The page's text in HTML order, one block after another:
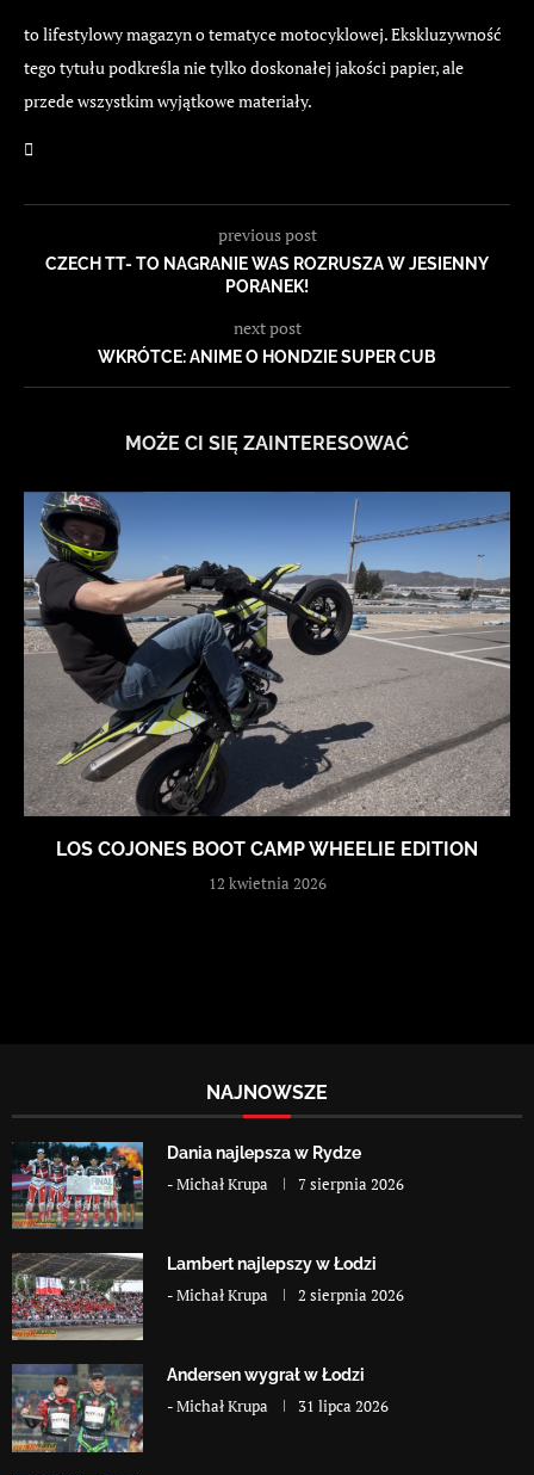
to lifestylowy magazyn o tematyce motocyklowej. Ekskluzywność
tego tytułu podkreśla nie tylko doskonałej jakości papier, ale
przede wszystkim wyjątkowe materiały.
previous post
CZECH TT- TO NAGRANIE WAS ROZRUSZA W JESIENNY
PORANEK!
next post
WKRÓTCE: ANIME O HONDZIE SUPER CUB
MOŻE CI SIĘ ZAINTERESOWAĆ
LOS COJONES BOOT CAMP WHEELIE EDITION
12 kwietnia 2026
NAJNOWSZE
Dania najlepsza w Rydze
-Michał Krupa 7 sierpnia 2026
Lambert najlepszy w Łodzi
-Michał Krupa 2 sierpnia 2026
Andersen wygrał w Łodzi
-Michał Krupa 31 lipca 2026